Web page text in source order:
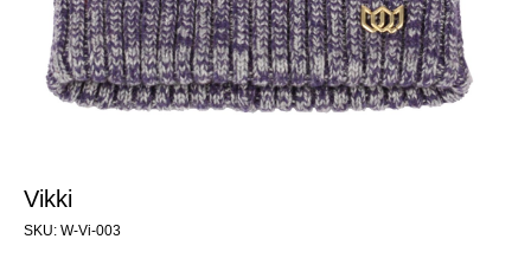
Vikki
SKU: W-Vi-003